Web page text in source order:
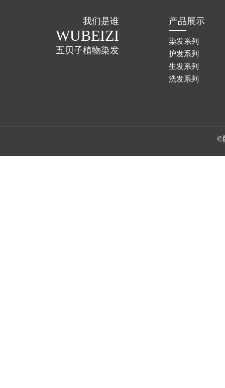
我们是谁
WUBEIZI
五贝子植物染发
产品展示
染发系列
护发系列
生发系列
洗发系列
©